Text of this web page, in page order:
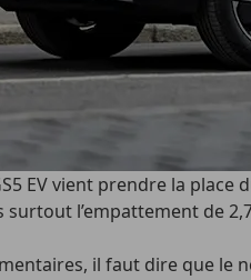
EV vient prendre la
l’empattement de
il faut dire que le